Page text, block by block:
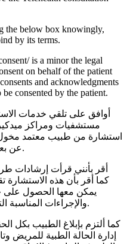
the below box knowingly,
by its terms.
is a minor the legal
on behalf of the patient
and acknowledgments
consented by the patient.
أوافق على تلقي خدمات
مستشفيات ومراكز
استشارة من طبيب معتمد
عن بعد وهي مكالمة محادثة فيديو تفاعلية.
أقر بأنني قرأت إرشادات
كما أقر بأن هذه الاستشارة
يمكن معها الحصول على
والإجراءات المناسبة التي يجب تطبيقها في حالات الطوارئ.
كما ألتزم بإبلاغ الطبيب بكل
إدارة الحالة الطبية